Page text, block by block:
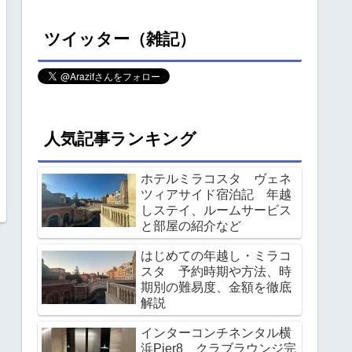
ツイッター（雑記）
人気記事ランキング
ホテルミラコスタ ヴェネ
ツィアサイド宿泊記 年越
しステイ、ルームサービス
と部屋の紹介など
はじめての年越し・ミラコ
スタ 予約時期や方法、時
期別の難易度、金額を徹底
解説
インターコンチネンタル横
浜Pier8 クラブラウンジ完